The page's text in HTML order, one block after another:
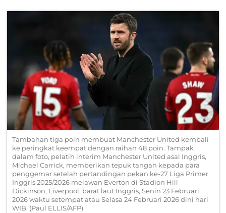
Tambahan tiga poin membuat Manchester United kembali
ke peringkat keempat dengan raihan 48 poin. Tampak
dalam foto, pelatih interim Manchester United asal Inggris,
Michael Carrick, memberikan tepuk tangan kepada para
penggemar setelah pertandingan pekan ke-27 Liga Primer
Inggris 2025/2026 melawan Everton di Stadion Hill
Dickinson, Liverpool, barat laut Inggris, Senin 23 Februari
2026 waktu setempat atau Selasa 24 Februari 2026 dini hari
WIB. (Paul ELLIS/AFP)